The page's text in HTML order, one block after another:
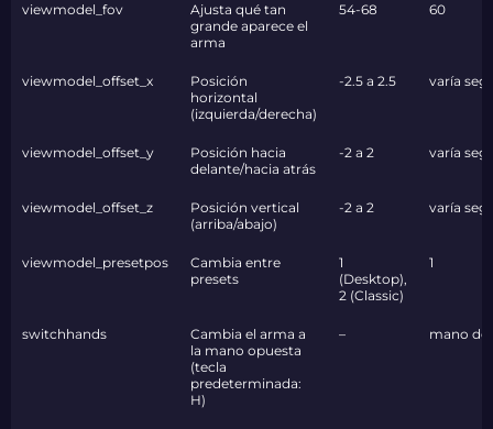
viewmodel_fov
Ajusta qué tan
grande aparece el
arma
54-68 60
viewmodel_offset_x
Posición
horizontal
(izquierda/derecha)
-2.5 a 2.5 varía
viewmodel_offset_y
Posición hacia
delante/hacia atrás
-2 a 2 varía
viewmodel_offset_z
Posición vertical
(arriba/abajo)
-2 a 2 varía
viewmodel_presetpos
Cambia entre
presets
1
(Desktop),
2 (Classic)
1
switchhands
Cambia el arma a
la mano opuesta
(tecla
predeterminada:
H)
– mano